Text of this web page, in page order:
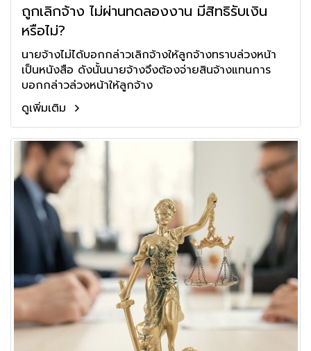
ถูกเลิกจ้าง ไม่ผ่านทดลองงาน มีสิทธิรับเงิน
หรือไม่?
นายจ้างไม่ได้บอกกล่าวเลิกจ้างให้ลูกจ้างทราบล่วงหน้า
เป็นหนังสือ ดังนั้นนายจ้างจึงต้องจ่ายสินจ้างแทนการ
บอกกล่าวล่วงหน้าให้ลูกจ้าง
ดูเพิ่มเติม